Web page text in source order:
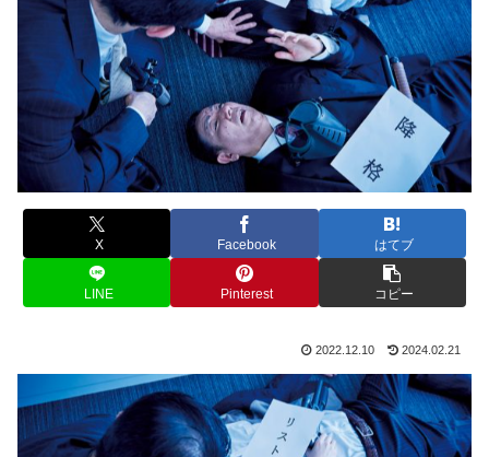
X Facebook はてブ
LINE Pinterest コピー
2022.12.10 2024.02.21